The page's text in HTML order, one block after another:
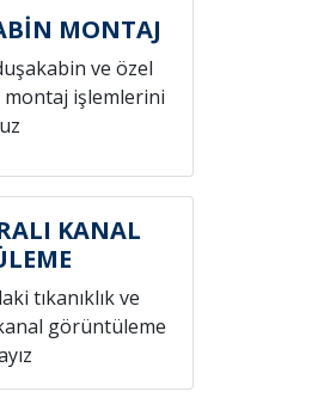
MONTAJ
ve özel
işlemlerini
KANAL
tıkanıklık ve
görüntüleme